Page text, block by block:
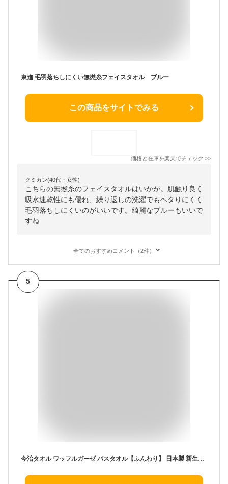
東進 毛羽落ちしにくい無撚糸フェイスタオル ブルー
この商品をサイトでみる
価格と在庫を楽天でチェック >>
クミカン(40代・女性)
こちらの無撚糸のフェイスタオルはいかが。肌触り良く
吸水速乾性にも優れ、繰り返しの洗濯でもヘタりにくく
毛羽落ちしにくいのがいいです。綺麗なブルーもいいで
すね
全てのおすすめコメント（2件）
5
今治タオル ワッフルガーゼ バスタオル【ふんわり】 日本製 新生活 綿100% 無地 薄手 毛羽立ち 毛羽落ち 速乾 軽い 吸水 おすすめ いいやつ かわいい 柔らかい 肌触り サイズ 約61x130cm